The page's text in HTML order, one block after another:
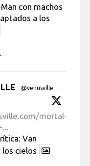
con machos
a los
@venusville
·
mortal-
Van
cielos